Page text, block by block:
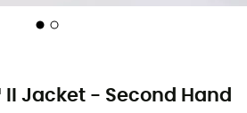
Jacket - Second Hand